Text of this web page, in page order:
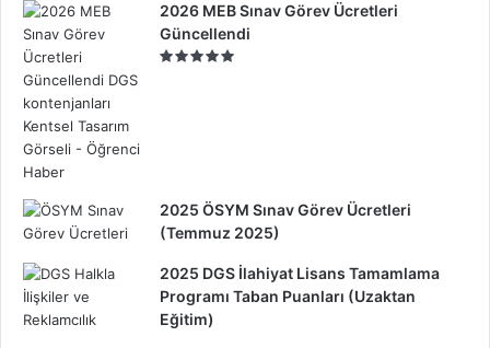
2026 MEB Sınav Görev Ücretleri
Güncellendi
2025 ÖSYM Sınav Görev Ücretleri
(Temmuz 2025)
2025 DGS İlahiyat Lisans Tamamlama
Programı Taban Puanları (Uzaktan
Eğitim)